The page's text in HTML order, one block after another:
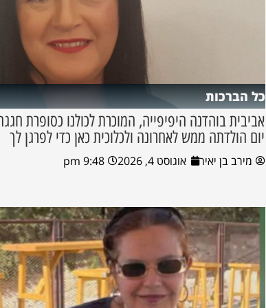
כל הברכות
אביבית בוהדנה היפיפייה, המוכרת לכולנו כסופרת
יום הולדתה ממש לאחרונה ולכלוכית כאן כדי לפרגן לך
מירב בן יאיר אוגוסט 4, 2026 9:48 pm